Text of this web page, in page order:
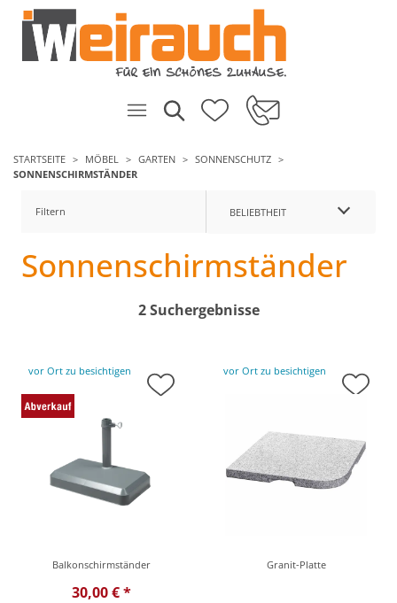
STARTSEITE MÖBEL GARTEN
SONNENSCHUTZ
SONNENSCHIRMSTÄNDER
Filtern BELIEBTHEIT
Sonnenschirmständer
2 Suchergebnisse
vor Ort zu besichtigen
Balkonschirmständer
30,00 € *
vor Ort zu besichtigen
Granit-Platte